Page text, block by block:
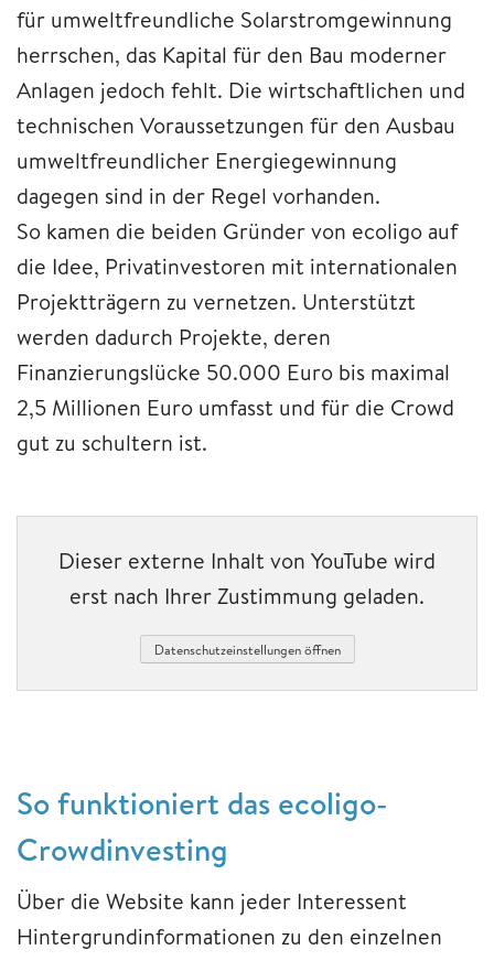
für umweltfreundliche Solarstromgewinnung
herrschen, das Kapital für den Bau moderner
Anlagen jedoch fehlt. Die wirtschaftlichen und
technischen Voraussetzungen für den Ausbau
umweltfreundlicher Energiegewinnung
dagegen sind in der Regel vorhanden.
So kamen die beiden Gründer von ecoligo auf
die Idee, Privatinvestoren mit internationalen
Projektträgern zu vernetzen. Unterstützt
werden dadurch Projekte, deren
Finanzierungslücke 50.000 Euro bis maximal
2,5 Millionen Euro umfasst und für die Crowd
gut zu schultern ist.
Dieser externe Inhalt von YouTube wird
erst nach Ihrer Zustimmung geladen.
Datenschutzeinstellungen öffnen
So funktioniert das ecoligo-
Crowdinvesting
Über die Website kann jeder Interessent
Hintergrundinformationen zu den einzelnen